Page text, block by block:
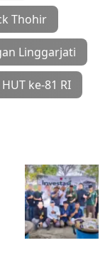
Thohir
Linggarjati
HUT ke-81 RI